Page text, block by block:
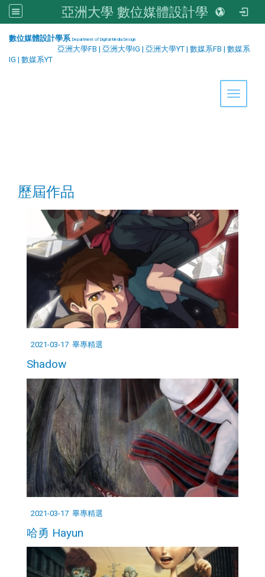
亞洲大學 數位媒體設計學系
數位媒體設計學系 Department of Digital Media Design
亞洲大學FB | 亞洲大學IG | 亞洲大學YT | 數媒系FB | 數媒系
IG | 數媒系YT
Toggle
歷屆作品
2021-03-17 畢專精選
Shadow
2021-03-17 畢專精選
哈勇 Hayun